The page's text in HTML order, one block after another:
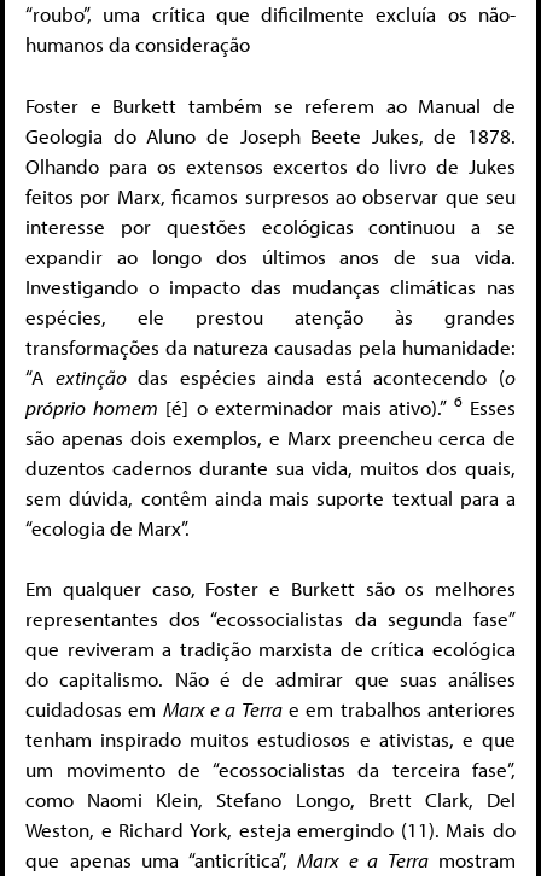
“roubo”, uma crítica que dificilmente excluía os não-
humanos da consideração
Foster e Burkett também se referem ao Manual de
Geologia do Aluno de Joseph Beete Jukes, de 1878.
Olhando para os extensos excertos do livro de Jukes
feitos por Marx, ficamos surpresos ao observar que seu
interesse por questões ecológicas continuou a se
expandir ao longo dos últimos anos de sua vida.
Investigando o impacto das mudanças climáticas nas
espécies, ele prestou atenção às grandes
transformações da natureza causadas pela humanidade:
“A extinçãodas espécies ainda está acontecendo (o
próprio homem [é] o exterminador mais ativo).” 6Esses
são apenas dois exemplos, e Marx preencheu cerca de
duzentos cadernos durante sua vida, muitos dos quais,
sem dúvida, contêm ainda mais suporte textual para a
“ecologia de Marx”.
Em qualquer caso, Foster e Burkett são os melhores
representantes dos “ecossocialistas da segunda fase”
que reviveram a tradição marxista de crítica ecológica
do capitalismo. Não é de admirar que suas análises
cuidadosas em Marx e a Terrae em trabalhos anteriores
tenham inspirado muitos estudiosos e ativistas, e que
um movimento de “ecossocialistas da terceira fase”,
como Naomi Klein, Stefano Longo, Brett Clark, Del
Weston, e Richard York, esteja emergindo (11). Mais do
que apenas uma “anticrítica”, Marx e a Terramostram